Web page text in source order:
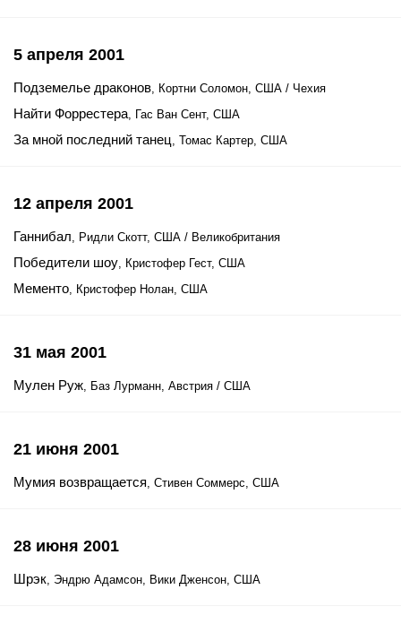
5 апреля 2001
Подземелье драконов, Кортни Соломон, США / Чехия
Найти Форрестера, Гас Ван Сент, США
За мной последний танец, Томас Картер, США
12 апреля 2001
Ганнибал, Ридли Скотт, США / Великобритания
Победители шоу, Кристофер Гест, США
Мементо, Кристофер Нолан, США
31 мая 2001
Мулен Руж, Баз Лурманн, Австрия / США
21 июня 2001
Мумия возвращается, Стивен Соммерс, США
28 июня 2001
Шрэк, Эндрю Адамсон, Вики Дженсон, США